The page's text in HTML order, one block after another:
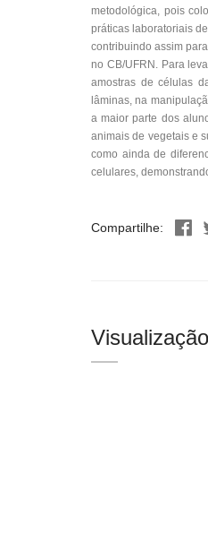
metodológica, pois
práticas laboratoriais
contribuindo assim
no CB/UFRN. Para
amostras de células
lâminas, na
a maior parte dos
animais de vegetais e
como ainda de
celulares,
Compartilhe: